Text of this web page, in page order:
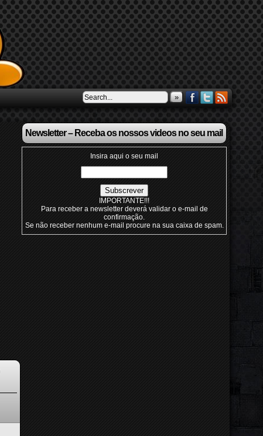
»
Newsletter – Receba os nossos videos no seu mail
Insira aqui o seu mail
IMPORTANTE!!!
Para receber a newsletter deverá validar o e-mail de
confirmação.
Se não receber nenhum e-mail procure na sua caixa de spam.